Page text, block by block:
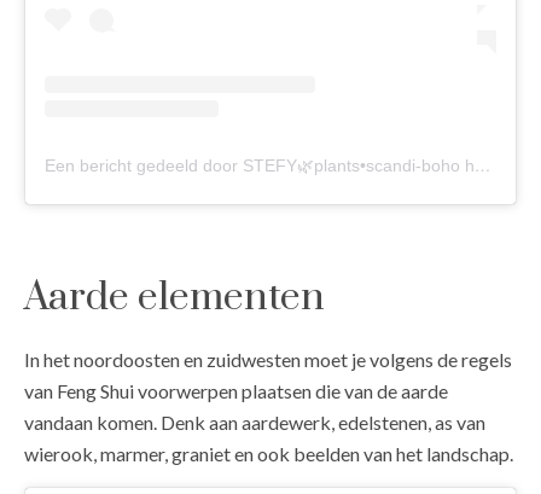
Een bericht gedeeld door STEFY🌿plants•scandi-boho home (@stefyplants)
Aarde elementen
In het noordoosten en zuidwesten moet je volgens de regels
van Feng Shui voorwerpen plaatsen die van de aarde
vandaan komen. Denk aan aardewerk, edelstenen, as van
wierook, marmer, graniet en ook beelden van het landschap.